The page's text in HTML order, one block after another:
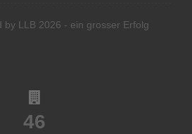
by LLB 2026 - ein grosser Erfolg
46